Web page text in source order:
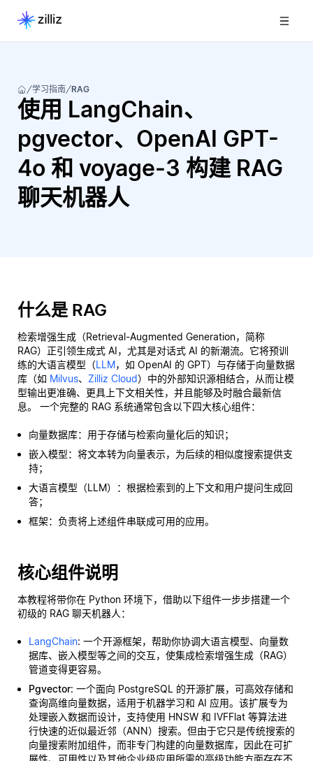
学习指南 RAG
使用 LangChain、
pgvector、OpenAI GPT-
4o 和 voyage-3 构建 RAG
聊天机器人
什么是 RAG
检索增强生成（Retrieval-Augmented Generation，简称
RAG）正引领生成式 AI，尤其是对话式 AI 的新潮流。它将预训
练的大语言模型（LLM，如 OpenAI 的 GPT）与存储于向量数据
库（如 Milvus、 Zilliz Cloud）中的外部知识源相结合，从而让模
型输出更准确、更具上下文相关性，并且能够及时融合最新信
息。 一个完整的 RAG 系统通常包含以下四大核心组件：
向量数据库：用于存储与检索向量化后的知识；
嵌入模型：将文本转为向量表示，为后续的相似度搜索提供支
持；
大语言模型（LLM）：根据检索到的上下文和用户提问生成回
答；
框架：负责将上述组件串联成可用的应用。
核心组件说明
本教程将带你在 Python 环境下，借助以下组件一步步搭建一个
初级的 RAG 聊天机器人：
LangChain: 一个开源框架，帮助你协调大语言模型、向量数
据库、嵌入模型等之间的交互，使集成检索增强生成（RAG）
管道变得更容易。
Pgvector: 一个面向 PostgreSQL 的开源扩展，可高效存储和
查询高维向量数据，适用于机器学习和 AI 应用。该扩展专为
处理嵌入数据而设计，支持使用 HNSW 和 IVFFlat 等算法进
行快速的近似最近邻（ANN）搜索。但由于它只是传统搜索的
向量搜索附加组件，而非专门构建的向量数据库，因此在可扩
展性、可用性以及其他企业级应用所需的高级功能方面存在不